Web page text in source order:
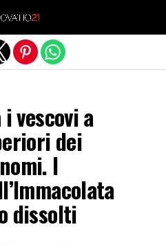
vescovi a
dei
I
dissolti
version